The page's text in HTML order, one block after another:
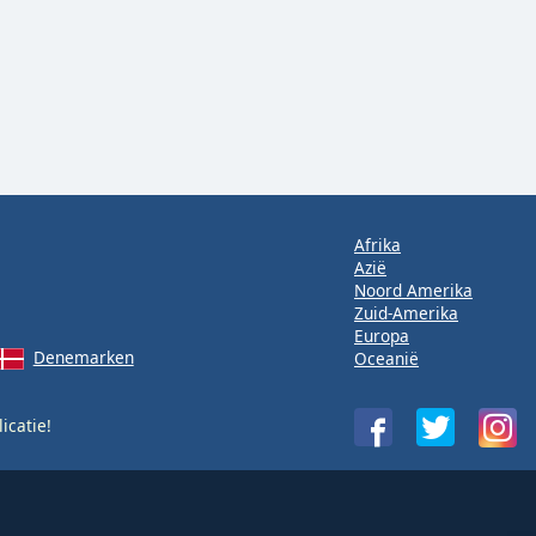
Denemarken
Afrika
Azië
Noord Amerika
Zuid-Amerika
Europa
Oceanië